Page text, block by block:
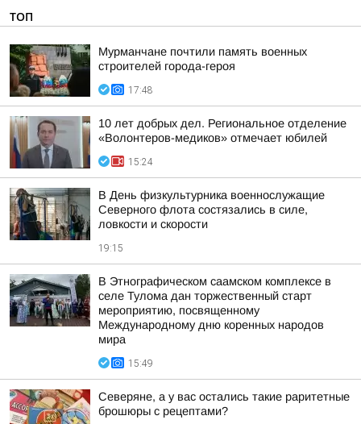
ТОП
Мурманчане почтили память военных
строителей города-героя
17:48
10 лет добрых дел. Региональное отделение
«Волонтеров-медиков» отмечает юбилей
15:24
В День физкультурника военнослужащие
Северного флота состязались в силе,
ловкости и скорости
19:15
В Этнографическом саамском комплексе в
селе Тулома дан торжественный старт
мероприятию, посвященному
Международному дню коренных народов
мира
15:49
Северяне, а у вас остались такие раритетные
брошюры с рецептами?